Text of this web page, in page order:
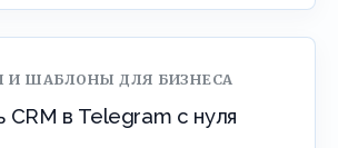
И ШАБЛОНЫ ДЛЯ БИЗНЕСА
CRM в Telegram с нуля